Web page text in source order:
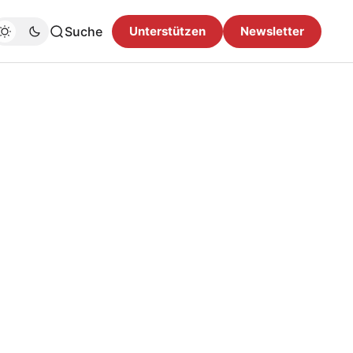
Suche Unterstützen Newsletter